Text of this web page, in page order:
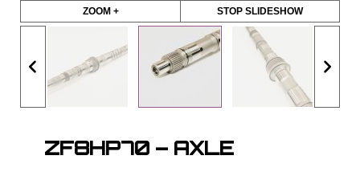
ZOOM + STOP SLIDESHOW
ZF8HP70 – AXLE